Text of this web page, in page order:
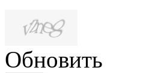
Обновить